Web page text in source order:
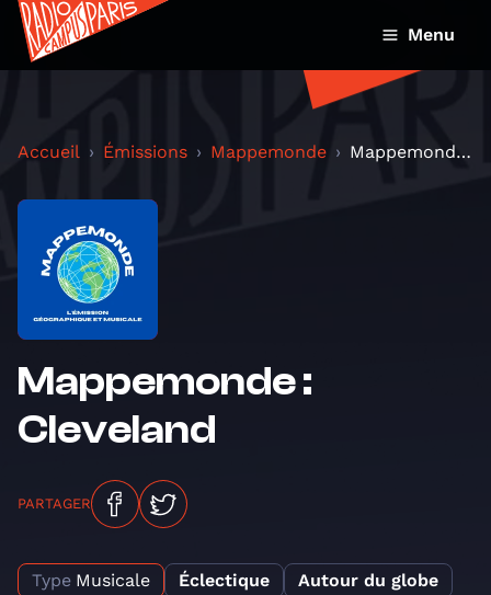
Menu
Accueil Émissions Mappemonde Mappemonde : Cleveland
Mappemonde :
Cleveland
PARTAGER
Type Musicale Éclectique
Autour du globe